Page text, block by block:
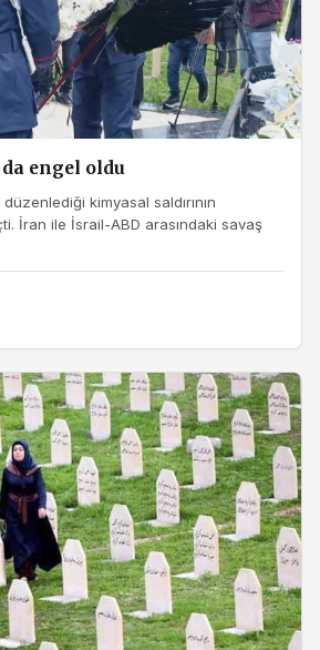
engel oldu
kimyasal saldırının
İran ile İsrail-ABD arasındaki savaş